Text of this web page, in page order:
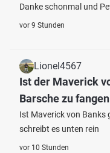
Danke schonmal und
vor 9 Stunden
Lionel4567
Ist der Maverick
Barsche zu fangen
Ist Maverick von Banks
schreibt es unten rein
vor 10 Stunden